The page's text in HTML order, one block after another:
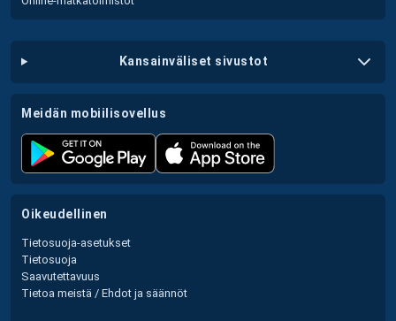
kansainväliset sivustot
meidän mobiilisovellus
oikeudellinen
Tietosuoja-asetukset
Tietosuoja
Saavutettavuus
Tietoa meistä / Ehdot ja säännöt